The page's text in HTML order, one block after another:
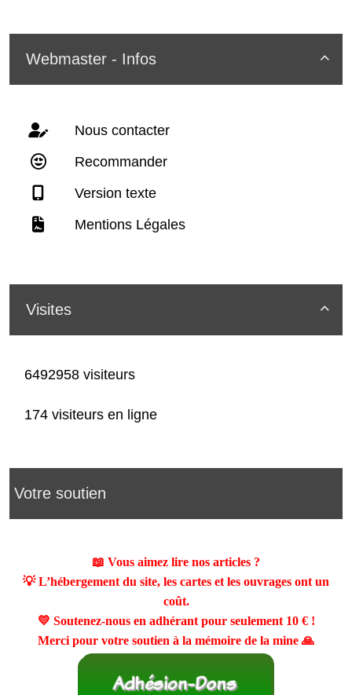

Webmaster - Infos
Nous contacter
Recommander
Version texte
Mentions Légales

Visites
6492958 visiteurs
174 visiteurs en ligne
Votre soutien
📖 Vous aimez lire nos articles ?
💡 L’hébergement du site, les cartes et les ouvrages ont un
coût.
💛 Soutenez-nous en adhérant pour seulement 10 €!
Merci pour votre soutien à la mémoire de la mine 🙏